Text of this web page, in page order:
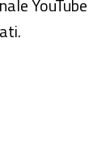
YouTube